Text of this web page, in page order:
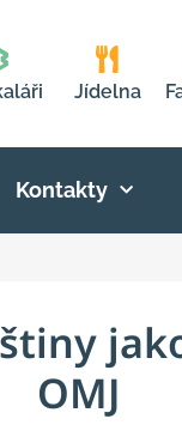
Jídelna
Kontakty
OMJ